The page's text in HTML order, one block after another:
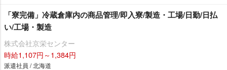
「寮完備」冷蔵倉庫内の商品管理/即入寮/製造・工場/日勤/日払
い/工場・製造
株式会社京栄センター
時給1,107円～1,384円
派遣社員 / 北海道